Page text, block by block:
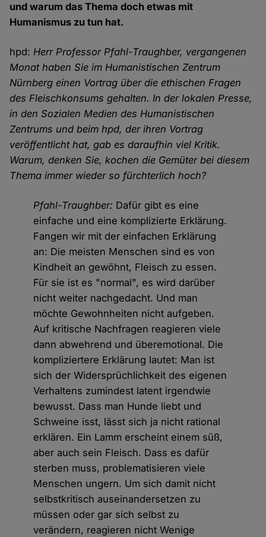
und warum das Thema doch etwas mit
Humanismus zu tun hat.
hpd:Herr Professor Pfahl-Traughber, vergangenen
Monat haben Sie im Humanistischen Zentrum
Nürnberg einen Vortrag über die ethischen Fragen
des Fleischkonsums gehalten. In der lokalen Presse,
in den Sozialen Medien des Humanistischen
Zentrums und beim hpd, der ihren Vortrag
veröffentlicht hat, gab es daraufhin viel Kritik.
Warum, denken Sie, kochen die Gemüter bei diesem
Thema immer wieder so fürchterlich hoch?
Pfahl-Traughber: Dafür gibt es eine
einfache und eine komplizierte Erklärung.
Fangen wir mit der einfachen Erklärung
an: Die meisten Menschen sind es von
Kindheit an gewöhnt, Fleisch zu essen.
Für sie ist es "normal", es wird darüber
nicht weiter nachgedacht. Und man
möchte Gewohnheiten nicht aufgeben.
Auf kritische Nachfragen reagieren viele
dann abwehrend und überemotional. Die
kompliziertere Erklärung lautet: Man ist
sich der Widersprüchlichkeit des eigenen
Verhaltens zumindest latent irgendwie
bewusst. Dass man Hunde liebt und
Schweine isst, lässt sich ja nicht rational
erklären. Ein Lamm erscheint einem süß,
aber auch sein Fleisch. Dass es dafür
sterben muss, problematisieren viele
Menschen ungern. Um sich damit nicht
selbstkritisch auseinandersetzen zu
müssen oder gar sich selbst zu
verändern, reagieren nicht Wenige